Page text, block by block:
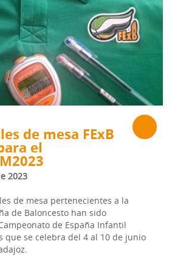
de mesa FExB
el
2023
de mesa pertenecientes a la
de Baloncesto han sido
de España Infantil
que se celebra del 4 al 10 de junio